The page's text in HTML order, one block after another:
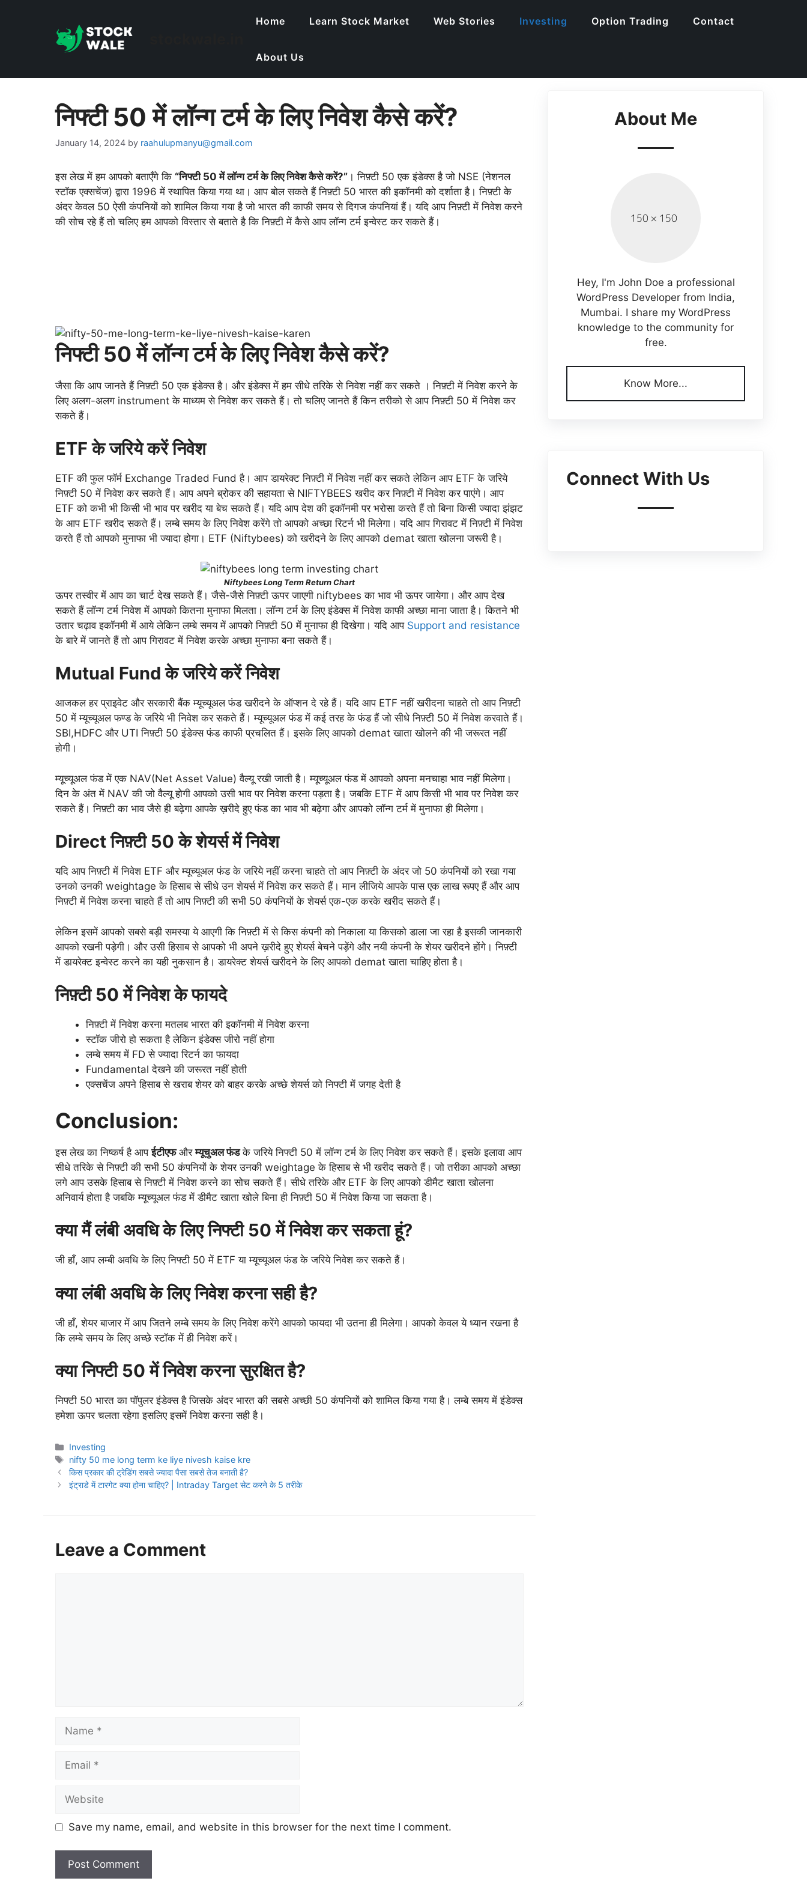
Home Learn Stock Market Web Stories Investing Option Trading Contact
About Us
निफ्टी 50 में लॉन्ग टर्म के लिए निवेश कैसे करें?
January 14, 2024 by raahulupmanyu@gmail.com
इस लेख में हम आपको बताएँगे कि “निफ्टी 50 में लॉन्ग टर्म के लिए निवेश कैसे करें?” । निफ़्टी 50 एक इंडेक्स है जो NSE (नेशनल
स्टॉक एक्सचेंज) द्वारा 1996 में स्थापित किया गया था। आप बोल सकते हैं निफ़्टी 50 भारत की इकॉनमी को दर्शाता है। निफ़्टी के
अंदर केवल 50 ऐसी कंपनियों को शामिल किया गया है जो भारत की काफी समय से दिगज कंपनियां हैं। यदि आप निफ़्टी में निवेश करने
की सोच रहे हैं तो चलिए हम आपको विस्तार से बताते है कि निफ़्टी में कैसे आप लॉन्ग टर्म इन्वेस्ट कर सकते हैं।
निफ्टी 50 में लॉन्ग टर्म के लिए निवेश कैसे करें?
जैसा कि आप जानते हैं निफ़्टी 50 एक इंडेक्स है। और इंडेक्स में हम सीधे तरिके से निवेश नहीं कर सकते । निफ़्टी में निवेश करने के
लिए अलग-अलग instrument के माध्यम से निवेश कर सकते हैं। तो चलिए जानते हैं किन तरीको से आप निफ़्टी 50 में निवेश कर
सकते हैं।
ETF के जरिये करें निवेश
ETF की फुल फॉर्म Exchange Traded Fund है। आप डायरेक्ट निफ़्टी में निवेश नहीं कर सकते लेकिन आप ETF के जरिये
निफ़्टी 50 में निवेश कर सकते हैं। आप अपने ब्रोकर की सहायता से NIFTYBEES खरीद कर निफ़्टी में निवेश कर पाएंगे। आप
ETF को कभी भी किसी भी भाव पर खरीद या बेच सकते हैं। यदि आप देश की इकॉनमी पर भरोसा करते हैं तो बिना किसी ज्यादा झंझट
के आप ETF खरीद सकते हैं। लम्बे समय के लिए निवेश करेंगे तो आपको अच्छा रिटर्न भी मिलेगा। यदि आप गिरावट में निफ़्टी में निवेश
करते हैं तो आपको मुनाफा भी ज्यादा होगा। ETF (Niftybees) को खरीदने के लिए आपको demat खाता खोलना जरूरी है।
Niftybees Long Term Return Chart
ऊपर तस्वीर में आप का चार्ट देख सकते हैं। जैसे-जैसे निफ़्टी ऊपर जाएगी niftybees का भाव भी ऊपर जायेगा। और आप देख
सकते हैं लॉन्ग टर्म निवेश में आपको कितना मुनाफा मिलता। लॉन्ग टर्म के लिए इंडेक्स में निवेश काफी अच्छा माना जाता है। कितने भी
उतार चढ़ाव इकॉनमी में आये लेकिन लम्बे समय में आपको निफ़्टी 50 में मुनाफा ही दिखेगा। यदि आप Support and resistance
के बारे में जानते हैं तो आप गिरावट में निवेश करके अच्छा मुनाफा बना सकते हैं।
Mutual Fund के जरिये करें निवेश
आजकल हर प्राइवेट और सरकारी बैंक म्यूच्यूअल फंड खरीदने के ऑप्शन दे रहे हैं। यदि आप ETF नहीं खरीदना चाहते तो आप निफ़्टी
50 में म्यूच्यूअल फण्ड के जरिये भी निवेश कर सकते हैं। म्यूच्यूअल फंड में कई तरह के फंड हैं जो सीधे निफ़्टी 50 में निवेश करवाते हैं।
SBI,HDFC और UTI निफ़्टी 50 इंडेक्स फंड काफी प्रचलित हैं। इसके लिए आपको demat खाता खोलने की भी जरूरत नहीं
होगी।
म्यूच्यूअल फंड में एक NAV(Net Asset Value) वैल्यू रखी जाती है। म्यूच्यूअल फंड में आपको अपना मनचाहा भाव नहीं मिलेगा।
दिन के अंत में NAV की जो वैल्यू होगी आपको उसी भाव पर निवेश करना पड़ता है। जबकि ETF में आप किसी भी भाव पर निवेश कर
सकते हैं। निफ़्टी का भाव जैसे ही बढ़ेगा आपके ख़रीदे हुए फंड का भाव भी बढ़ेगा और आपको लॉन्ग टर्म में मुनाफा ही मिलेगा।
Direct निफ़्टी 50 के शेयर्स में निवेश
यदि आप निफ़्टी में निवेश ETF और म्यूच्यूअल फंड के जरिये नहीं करना चाहते तो आप निफ़्टी के अंदर जो 50 कंपनियों को रखा गया
उनको उनकी weightage के हिसाब से सीधे उन शेयर्स में निवेश कर सकते हैं। मान लीजिये आपके पास एक लाख रूपए हैं और आप
निफ़्टी में निवेश करना चाहते हैं तो आप निफ़्टी की सभी 50 कंपनियों के शेयर्स एक-एक करके खरीद सकते हैं।
लेकिन इसमें आपको सबसे बड़ी समस्या ये आएगी कि निफ़्टी में से किस कंपनी को निकाला या किसको डाला जा रहा है इसकी जानकारी
आपको रखनी पड़ेगी। और उसी हिसाब से आपको भी अपने ख़रीदे हुए शेयर्स बेचने पड़ेंगे और नयी कंपनी के शेयर खरीदने होंगे। निफ़्टी
में डायरेक्ट इन्वेस्ट करने का यही नुकसान है। डायरेक्ट शेयर्स खरीदने के लिए आपको demat खाता चाहिए होता है।
निफ़्टी 50 में निवेश के फायदे
निफ़्टी में निवेश करना मतलब भारत की इकॉनमी में निवेश करना
स्टॉक जीरो हो सकता है लेकिन इंडेक्स जीरो नहीं होगा
लम्बे समय में FD से ज्यादा रिटर्न का फायदा
Fundamental देखने की जरूरत नहीं होती
एक्सचेंज अपने हिसाब से खराब शेयर को बाहर करके अच्छे शेयर्स को निफ्टी में जगह देती है
Conclusion:
इस लेख का निष्कर्ष है आपईटीएफऔरम्यूचुअल फंडके जरिये निफ्टी 50 में लॉन्ग टर्म के लिए निवेश कर सकते हैं। इसके इलावा आप
सीधे तरिके से निफ़्टी की सभी 50 कंपनियों के शेयर उनकी weightage के हिसाब से भी खरीद सकते हैं। जो तरीका आपको अच्छा
लगे आप उसके हिसाब से निफ़्टी में निवेश करने का सोच सकते हैं। सीधे तरिके और ETF के लिए आपको डीमैट खाता खोलना
अनिवार्य होता है जबकि म्यूच्यूअल फंड में डीमैट खाता खोले बिना ही निफ़्टी 50 में निवेश किया जा सकता है।
क्या मैं लंबी अवधि के लिए निफ्टी 50 में निवेश कर सकता हूं?
जी हाँ, आप लम्बी अवधि के लिए निफ्टी 50 में ETF या म्यूच्यूअल फंड के जरिये निवेश कर सकते हैं।
क्या लंबी अवधि के लिए निवेश करना सही है?
जी हाँ, शेयर बाजार में आप जितने लम्बे समय के लिए निवेश करेंगे आपको फायदा भी उतना ही मिलेगा। आपको केवल ये ध्यान रखना है
कि लम्बे समय के लिए अच्छे स्टॉक में ही निवेश करें।
क्या निफ्टी 50 में निवेश करना सुरक्षित है?
निफ्टी 50 भारत का पॉपुलर इंडेक्स है जिसके अंदर भारत की सबसे अच्छी 50 कंपनियों को शामिल किया गया है। लम्बे समय में इंडेक्स
हमेशा ऊपर चलता रहेगा इसलिए इसमें निवेश करना सही है।
Categories
Investing
Tags
nifty 50 me long term ke liye nivesh kaise kre
किस प्रकार की ट्रेडिंग सबसे ज्यादा पैसा सबसे तेज बनाती है?
इंट्राडे में टारगेट क्या होना चाहिए? | Intraday Target सेट करने के 5 तरीके
Leave a Comment
Name
Email
Website
Save my name, email, and website in this browser for the next time I comment.
About Me
Hey, I'm John Doe a professional
WordPress Developer from India,
Mumbai. I share my WordPress
knowledge to the community for
free.
Know More...
Connect With Us